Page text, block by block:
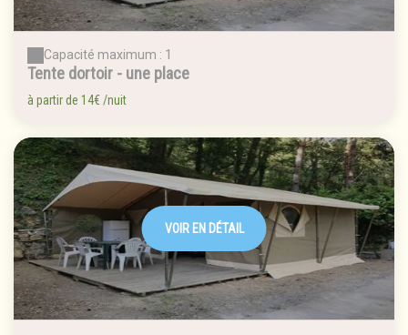
Capacité maximum : 1
Tente dortoir - une place
à partir de 14€/nuit
VOIR EN DÉTAIL